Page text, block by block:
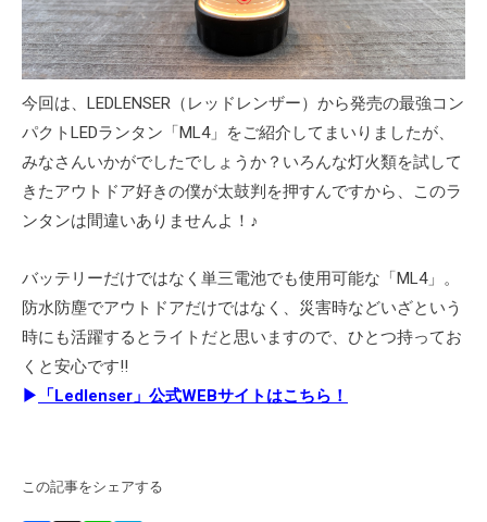
今回は、LEDLENSER（レッドレンザー）から発売の最強コン
パクトLEDランタン「ML4」をご紹介してまいりましたが、
みなさんいかがでしたでしょうか？いろんな灯火類を試して
きたアウトドア好きの僕が太鼓判を押すんですから、このラ
ンタンは間違いありませんよ！♪
バッテリーだけではなく単三電池でも使用可能な「ML4」。
防水防塵でアウトドアだけではなく、災害時などいざという
時にも活躍するとライトだと思いますので、ひとつ持ってお
くと安心です!!
▶
「Ledlenser」公式WEBサイトはこちら！
この記事をシェアする